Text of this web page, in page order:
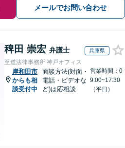
メールでお問い合わせ
稗田 崇宏 弁護士 兵庫県
至道法律事務所 神戸オフィス
岸和田市
からも相
談受付中
面談方法(対面・
電話・ビデオな
ど)は応相談
営業時間：0
9:00~17:30
（平日）